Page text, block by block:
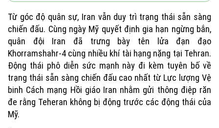
Công nghệ
Ẩm thực
Quân sự
Hồ sơ
Người Việt 4 phương
Cafe sáng
Tài chính Ngân hàng
Doanh nghiệp
Nhà đất
Tin tức
Căn hộ
Đất đai
Tàu và Xe
Ô tô
Tàu
Xe máy
Giáo dục
Tin tức
Tuyển sinh
Văn hóa
Tin tức
Từ góc độ quân sự, Iran vẫn duy trì trạng thái sẵn sàng
chiến đấu. Cùng ngày Mỹ quyết định gia hạn ngừng bắn,
quân đội Iran đã trưng bày tên lửa đạn đạo
Khorramshahr-4 cùng nhiều khí tài hạng nặng tại Tehran.
Động thái phô diễn sức mạnh này đi kèm tuyên bố về
trạng thái sẵn sàng chiến đấu cao nhất từ Lực lượng Vệ
binh Cách mạng Hồi giáo Iran nhằm gửi thông điệp răn
đe rằng Teheran không bị động trước các động thái của
Mỹ.